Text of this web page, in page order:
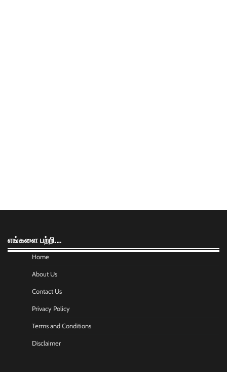
எங்களை பற்றி….
Home
About Us
Contact Us
Privacy Policy
Terms and Conditions
Disclaimer